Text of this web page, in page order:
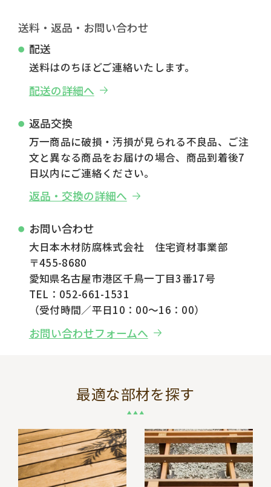
送料・返品・お問い合わせ
配送
送料はのちほどご連絡いたします。
配送の詳細へ
返品交換
万一商品に破損・汚損が見られる不良品、ご注
文と異なる商品をお届けの場合、商品到着後7
日以内にご連絡ください。
返品・交換の詳細へ
お問い合わせ
大日本木材防腐株式会社 住宅資材事業部
〒455-8680
愛知県名古屋市港区千鳥一丁目3番17号
TEL：052-661-1531
（受付時間／平日10：00～16：00）
お問い合わせフォームへ
最適な部材を探す